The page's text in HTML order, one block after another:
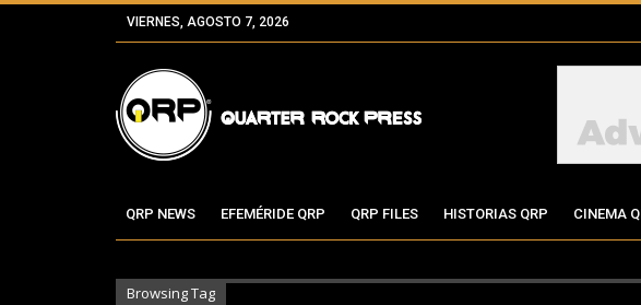
VIERNES, AGOSTO 7, 2026
QRP NEWS EFEMÉRIDE QRP QRP FILES HISTORIAS QRP CINEMA
Browsing Tag